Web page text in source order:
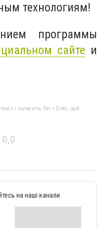
технологиям!
программы
сайте и
і натисніть Ctrl + Enter, щоб
0,0
на наші канали